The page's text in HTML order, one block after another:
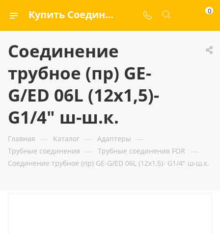
Купить Соединение трубное (пр) GE-G/ED 06L (12x1,5)- G1/4" ш-ш.к. — ООО «ГИДРАМАКС» 0
Соединение
трубное (пр) GE-
G/ED 06L (12x1,5)-
G1/4" ш-ш.к.
Главная — Каталог — Адаптеры —
Трубные соединения — Трубные соединения FOR —
Соединение трубное (пр) GE-G/ED 06L (12x1,5)- G1/4" ш-ш.к.